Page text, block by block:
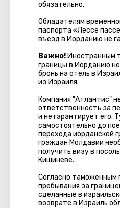
обязательно.
Обладателям
паспорта «Лессе
въезд в Иорданию не
Важно! Иностранным
границы в Иорданию
бронь на отель в
из Израиля.
Компания "Атлантис"
ответственность за
и не гарантирует его.
самостоятельно до
перехода иорданской
граждан Молдавии
получить визу в
Кишиневе.
Согласно таможенным
пребывания за
сделанные в
возврате в Израиль